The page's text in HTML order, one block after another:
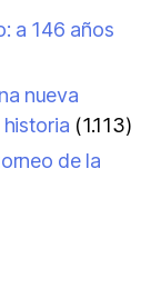
a 146 años
nueva
(1.113)
de la